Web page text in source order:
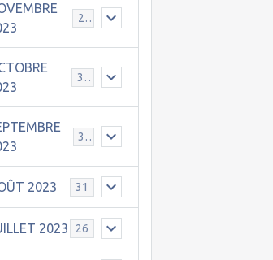
24
31
30
2023 31
2023 26